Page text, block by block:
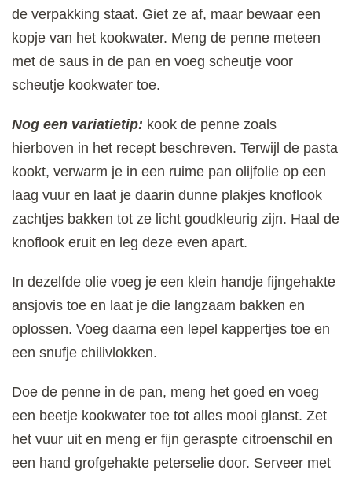
de verpakking staat. Giet ze af, maar bewaar een
kopje van het kookwater. Meng de penne meteen
met de saus in de pan en voeg scheutje voor
scheutje kookwater toe.
Nog een variatietip: kook de penne zoals
hierboven in het recept beschreven. Terwijl de pasta
kookt, verwarm je in een ruime pan olijfolie op een
laag vuur en laat je daarin dunne plakjes knoflook
zachtjes bakken tot ze licht goudkleurig zijn. Haal de
knoflook eruit en leg deze even apart.
In dezelfde olie voeg je een klein handje fijngehakte
ansjovis toe en laat je die langzaam bakken en
oplossen. Voeg daarna een lepel kappertjes toe en
een snufje chilivlokken.
Doe de penne in de pan, meng het goed en voeg
een beetje kookwater toe tot alles mooi glanst. Zet
het vuur uit en meng er fijn geraspte citroenschil en
een hand grofgehakte peterselie door. Serveer met